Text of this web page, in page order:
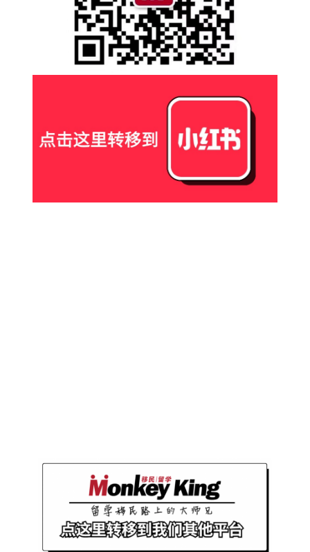
聚Hilton，帮你
从留学｜移民｜
求职三方面扫清
一切障碍！